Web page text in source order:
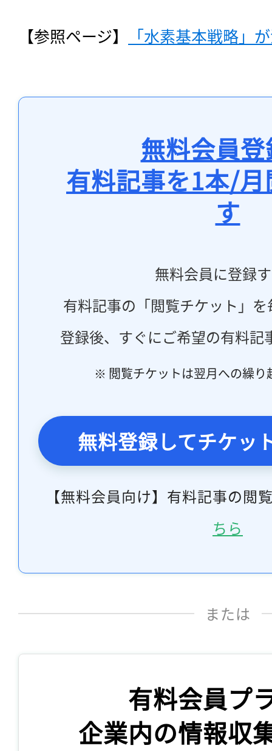
【参照ページ】 「水素基本戦略」
無料会員
有料記事を1本/
す
無料会員に登録
有料記事の「閲覧チケット」
登録後、すぐにご希望の有料記
※ 閲覧チケットは翌月への繰り
無料登録してチケッ
【無料会員向け】有料記事の閲
ちら
または
有料会員プ
企業内の情報収